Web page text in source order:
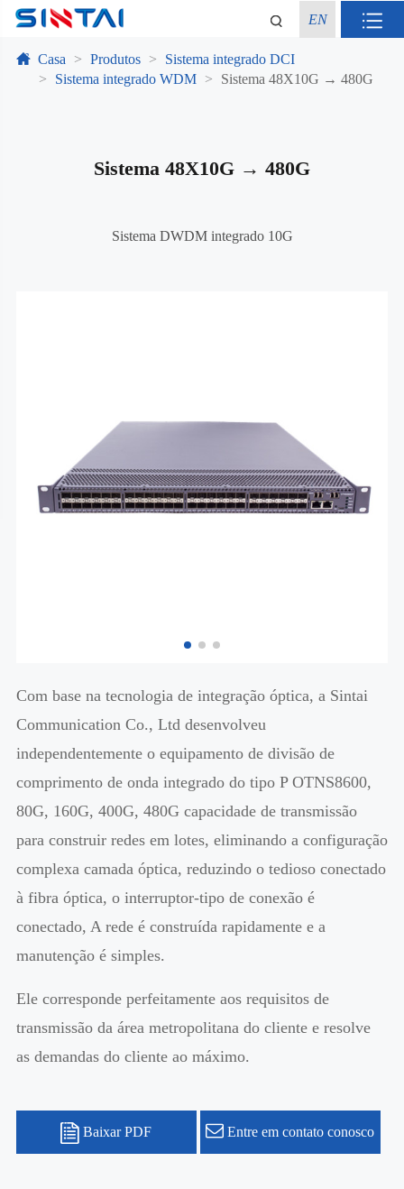
EN
Casa Produtos
Sistema integrado DCI
Sistema integrado WDM
Sistema 48X10G → 480G
Sistema 48X10G → 480G
Sistema DWDM integrado 10G
Com base na tecnologia de integração óptica, a Sintai
Communication Co., Ltd desenvolveu
independentemente o equipamento de divisão de
comprimento de onda integrado do tipo P OTNS8600,
80G, 160G, 400G, 480G capacidade de transmissão
para construir redes em lotes, eliminando a configuração
complexa camada óptica, reduzindo o tedioso conectado
à fibra óptica, o interruptor-tipo de conexão é
conectado, A rede é construída rapidamente e a
manutenção é simples.
Ele corresponde perfeitamente aos requisitos de
transmissão da área metropolitana do cliente e resolve
as demandas do cliente ao máximo.
Baixar PDF Entre em contato conosco